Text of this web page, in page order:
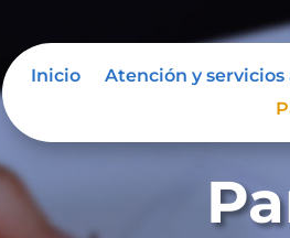
Inicio Atención y